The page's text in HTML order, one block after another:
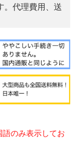
。代理費用、送
のみ表示してお